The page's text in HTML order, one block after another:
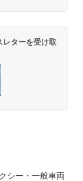
ターを受け取
シー・一般車両